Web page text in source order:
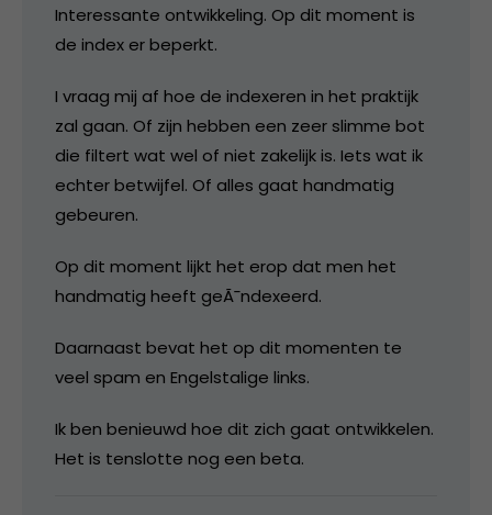
Interessante ontwikkeling. Op dit moment is
de index er beperkt.
I vraag mij af hoe de indexeren in het praktijk
zal gaan. Of zijn hebben een zeer slimme bot
die filtert wat wel of niet zakelijk is. Iets wat ik
echter betwijfel. Of alles gaat handmatig
gebeuren.
Op dit moment lijkt het erop dat men het
handmatig heeft geÃ¯ndexeerd.
Daarnaast bevat het op dit momenten te
veel spam en Engelstalige links.
Ik ben benieuwd hoe dit zich gaat ontwikkelen.
Het is tenslotte nog een beta.